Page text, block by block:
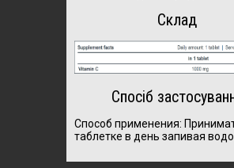
Склад
Спосіб
Способ применения:
таблетке в день запивая